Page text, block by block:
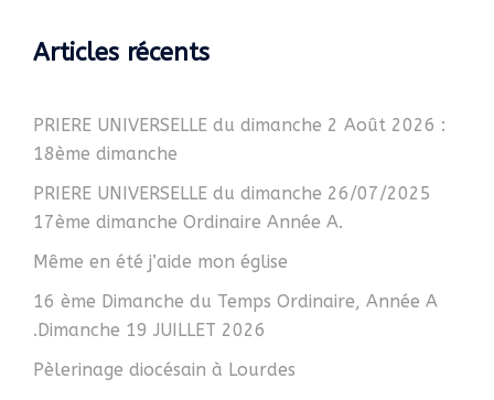
Articles récents
PRIERE UNIVERSELLE du dimanche 2 Août 2026 :
18ème dimanche
PRIERE UNIVERSELLE du dimanche 26/07/2025
17ème dimanche Ordinaire Année A.
Même en été j’aide mon église
16 ème Dimanche du Temps Ordinaire, Année A
.Dimanche 19 JUILLET 2026
Pèlerinage diocésain à Lourdes